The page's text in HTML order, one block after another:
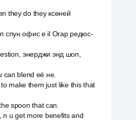
they do they ксеней
спун офис e il Огар редюс-
энерджи энд шоп,
can blend её не.
make them just like this that
spoon that can.
n u get more benefits and